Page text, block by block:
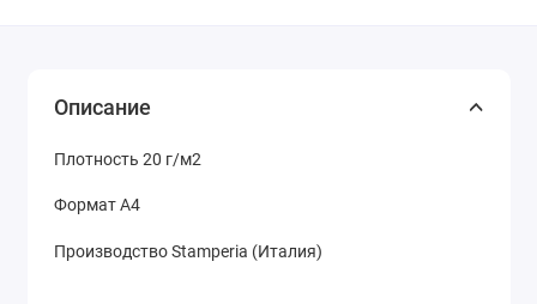
Описание
Плотность 20 г/м2
Формат А4
Производство Stamperia (Италия)